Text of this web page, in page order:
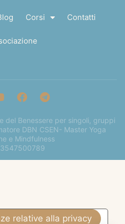
Corsi Contatti
del Benessere per singoli, gruppi
DBN CSEN- Master Yoga
e Mindfulness
relative alla privacy